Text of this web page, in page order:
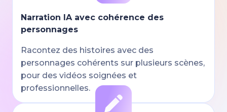
Narration IA avec cohérence des
personnages
Racontez des histoires avec des
personnages cohérents sur plusieurs scènes,
pour des vidéos soignées et
professionnelles.